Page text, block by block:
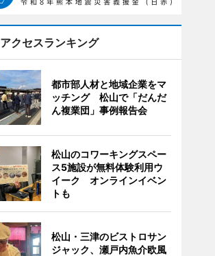
アクセスランキング
都市部人材と地域企業をマ
ッチング 松山で「だんだ
ん複業団」事例報告会
松山のコワーキングスペー
ス5施設が無料体験利用ウ
イーク オンラインイベン
トも
松山・三津のビストロサン
ジャック、瀬戸内魚介欧風